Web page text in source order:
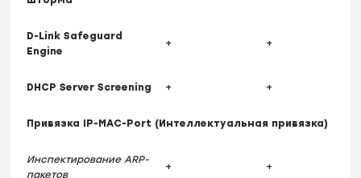
D-Link Safeguard
Engine
+ +
DHCP Server Screening + +
Привязка IP-MAC-Port (Интеллектуальная привязка)
Инспектирование ARP-
пакетов
+ +